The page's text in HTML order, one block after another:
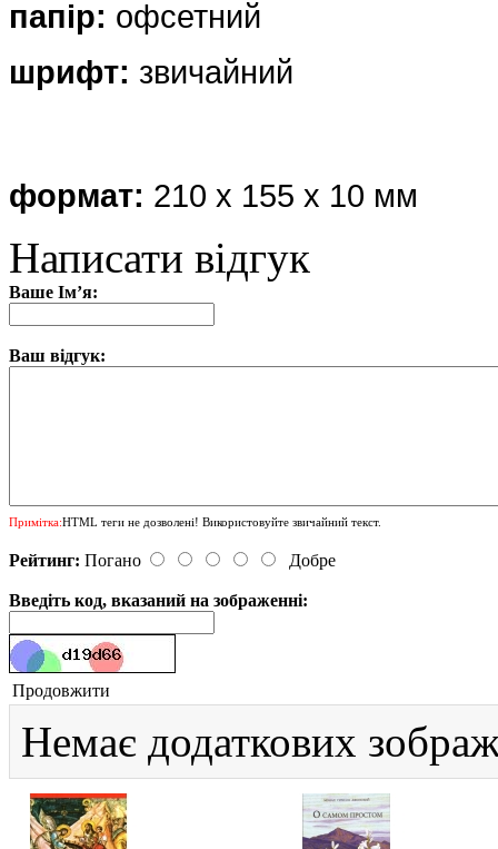
папір: офсетний
шрифт: звичайний
формат: 210 х 155 х 10 мм
Написати відгук
Ваше Ім’я:
Ваш відгук:
Примітка:HTML теги не дозволені! Використовуйте звичайний текст.
Рейтинг: Погано Добре
Введіть код, вказаний на зображенні:
Продовжити
Немає додаткових